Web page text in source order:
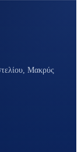
Μακρύς